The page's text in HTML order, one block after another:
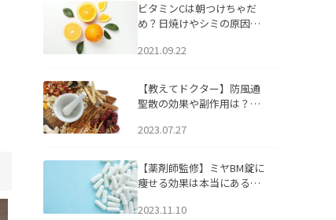
ビタミンCは朝つけちゃだ
め？日焼けやシミの原因に
2021.09.22
【教えてドクター】防風通
聖散の効果や副作用は？長
2023.07.27
【薬剤師監修】ミヤBM錠に
痩せる効果は本当にある
2023.11.10